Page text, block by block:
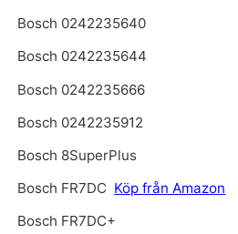
Bosch 0242235640
Bosch 0242235644
Bosch 0242235666
Bosch 0242235912
Bosch 8SuperPlus
Bosch FR7DC Köp från Amazon
Bosch FR7DC+